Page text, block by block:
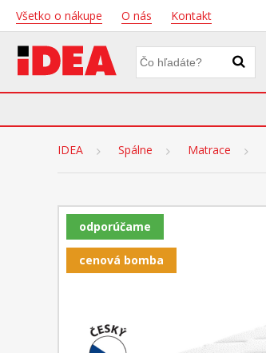
Všetko o nákupe O nás Kontakt
IDEA Spálne Matrace
odporúčame
cenová bomba